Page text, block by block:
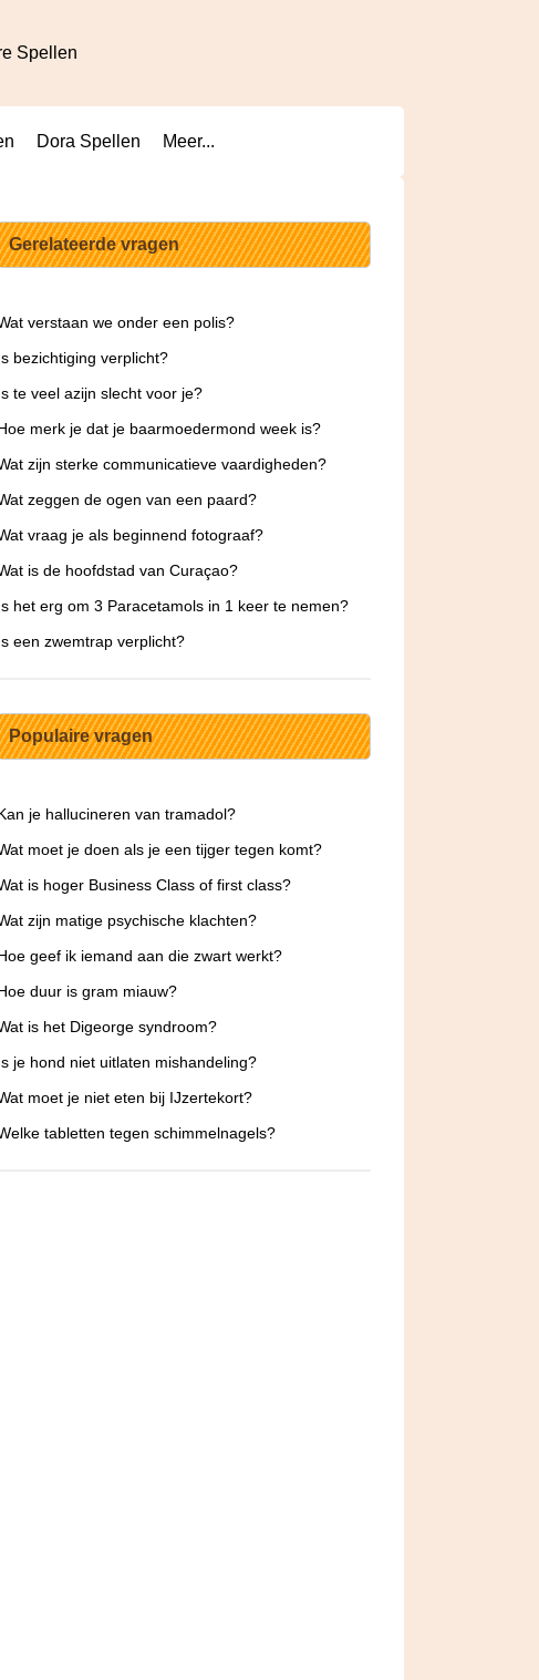
Spellen
Dora Spellen Meer...
Gerelateerde vragen
verstaan we onder een polis?
bezichtiging verplicht?
te veel azijn slecht voor je?
merk je dat je baarmoedermond week is?
zijn sterke communicatieve vaardigheden?
zeggen de ogen van een paard?
vraag je als beginnend fotograaf?
is de hoofdstad van Curaçao?
het erg om 3 Paracetamols in 1 keer te nemen?
een zwemtrap verplicht?
Populaire vragen
je hallucineren van tramadol?
moet je doen als je een tijger tegen komt?
is hoger Business Class of first class?
zijn matige psychische klachten?
geef ik iemand aan die zwart werkt?
duur is gram miauw?
is het Digeorge syndroom?
je hond niet uitlaten mishandeling?
moet je niet eten bij IJzertekort?
tabletten tegen schimmelnagels?